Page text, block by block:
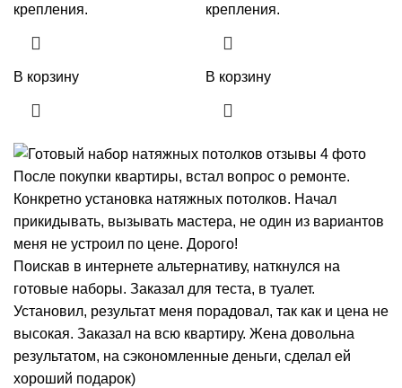
крепления.
В корзину
крепления.
В корзину
После покупки квартиры, встал вопрос о ремонте.
Конкретно установка натяжных потолков. Начал
прикидывать, вызывать мастера, не один из вариантов
меня не устроил по цене. Дорого!
Поискав в интернете альтернативу, наткнулся на
готовые наборы. Заказал для теста, в туалет.
Установил, результат меня порадовал, так как и цена не
высокая. Заказал на всю квартиру. Жена довольна
результатом, на сэкономленные деньги, сделал ей
хороший подарок)